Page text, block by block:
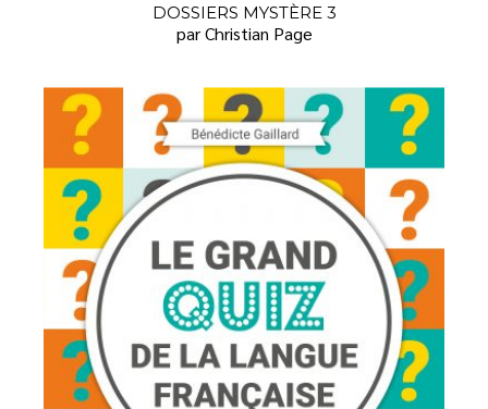
DOSSIERS MYSTÈRE 3
par Christian Page